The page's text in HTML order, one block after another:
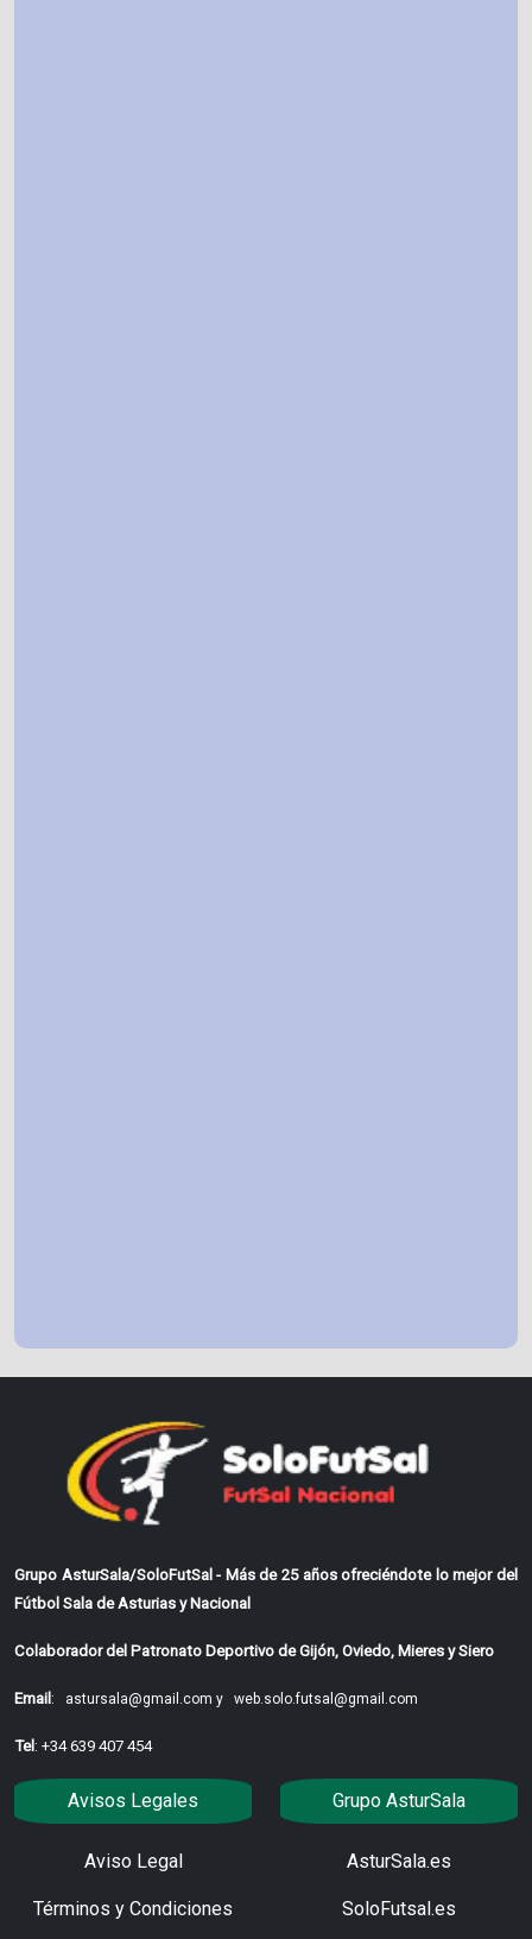
Grupo AsturSala/SoloFutSal - Más de 25 años ofreciéndote lo mejor del
Fútbol Sala de Asturias y Nacional
Colaborador del Patronato Deportivo de Gijón, Oviedo, Mieres y Siero
Email: astursala@gmail.com y web.solo.futsal@gmail.com
Tel: +34 639 407 454
Avisos Legales
Aviso Legal
Términos y Condiciones
Grupo AsturSala
AsturSala.es
SoloFutsal.es